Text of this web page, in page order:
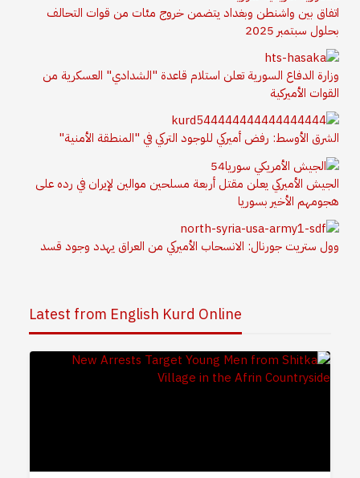
اتفاق بين واشنطن وبغداد يتضمن خروج مئات من قوات التحالف
بحلول سبتمبر 2025
وزارة الدفاع السورية تعلن استلام قاعدة "الشدادي" العسكرية من
القوات الأميركية
الشرق الأوسط: رفض أميركي للوجود التركي في "المنطقة الأمنية"
الجيش الأميركي يعلن مقتل أربعة مسلحين موالين لإيران في رده على
هجومهم الأخير بسوريا
وول ستريت جورنال: الانسحاب الأميركي من العراق يهدد وجود قسد
Latest from English Kurd Online